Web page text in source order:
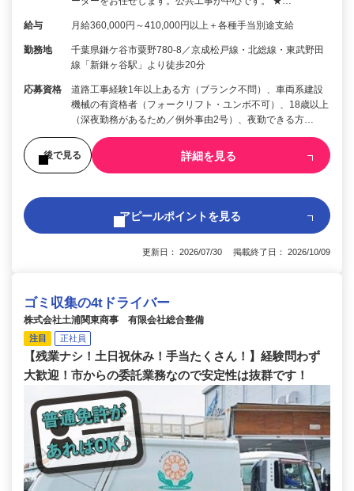
給与 月給360,000円～410,000円以上＋各種手当別途支給
勤務地
千葉県鎌ケ谷市粟野780-8／京成松戸線・北総線・東武野田
線「新鎌ヶ谷駅」より徒歩20分
応募資格
道路工事経験1年以上ある方（ブランク不問）、車両系建設
機械の有資格者（フォークリフト・ユンボ不可）、18歳以上
（深夜勤務があるため／例外事由2号）、夜勤できる方…
後で見る 詳細を見る
アピールポイントを見る
更新日： 2026/07/30 掲載終了日： 2026/10/09
ゴミ収集の4tドライバー
株式会社土浦関東商事 有限会社総合整備
注目 正社員
【残業ナシ！土日祝休み！手当たくさん！】経験問わず
大歓迎！市からの委託業務なので安定性は抜群です！